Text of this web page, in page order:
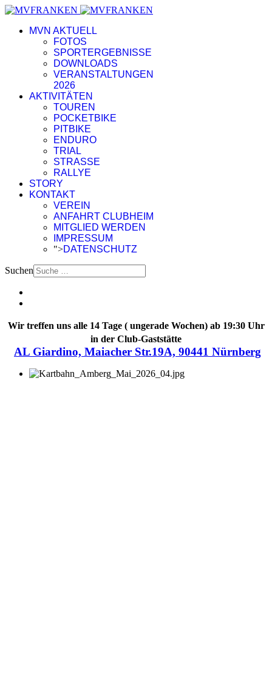
MVN AKTUELL
FOTOS
SPORTERGEBNISSE
DOWNLOADS
VERANSTALTUNGEN
2026
AKTIVITÄTEN
TOUREN
POCKETBIKE
PITBIKE
ENDURO
TRIAL
STRASSE
RALLYE
STORY
KONTAKT
VEREIN
ANFAHRT CLUBHEIM
MITGLIED WERDEN
IMPRESSUM
">DATENSCHUTZ
Suchen
Wir treffen uns alle 14 Tage ( ungerade Wochen) ab 19:30 Uhr
in der Club-Gaststätte
AL Giardino, Maiacher Str.19A, 90441 Nürnberg